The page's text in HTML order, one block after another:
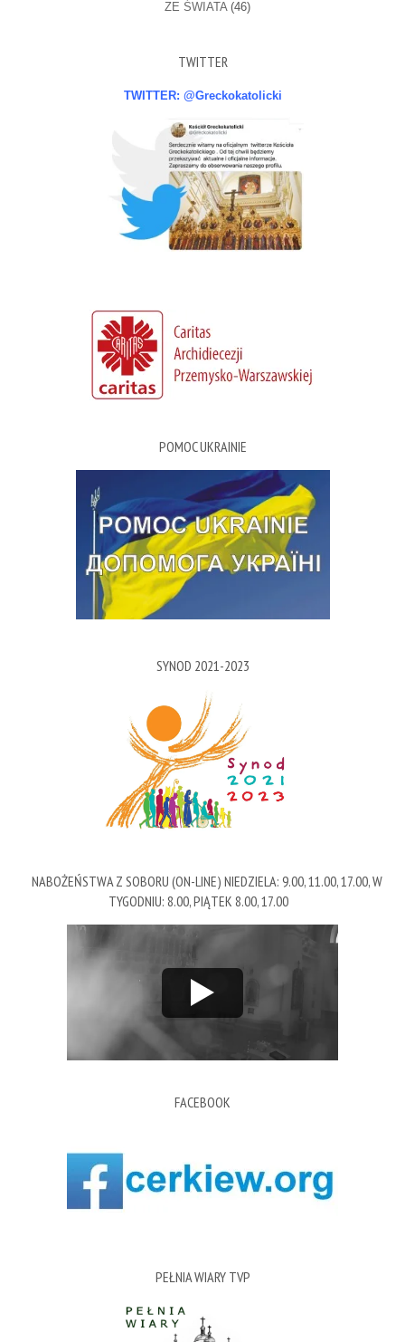
ZE ŚWIATA(46)
TWITTER
TWITTER: @Greckokatolicki
POMOC UKRAINIE
SYNOD 2021-2023
NABOŻEŃSTWA Z SOBORU (ON-LINE) NIEDZIELA: 9.00, 11.00, 17.00, W
TYGODNIU: 8.00, PIĄTEK 8.00, 17.00
FACEBOOK
PEŁNIA WIARY TVP